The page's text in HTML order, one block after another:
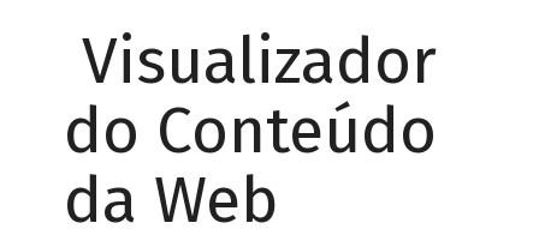
Visualizador
do Conteúdo
da Web